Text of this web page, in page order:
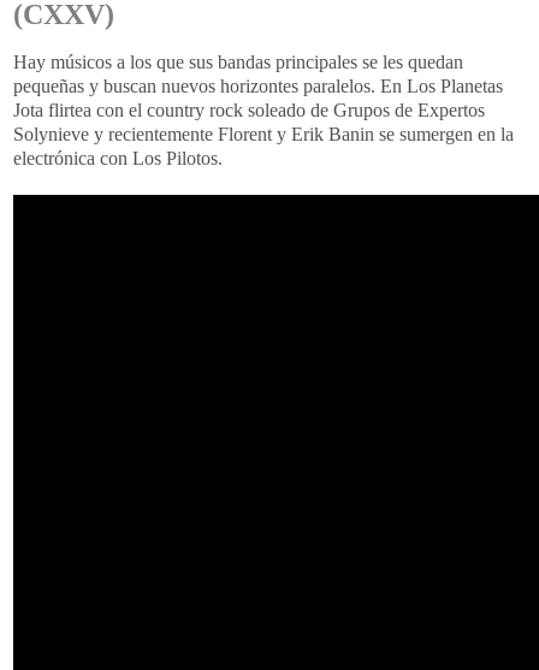
(CXXV)
Hay músicos a los que sus bandas principales se les quedan
pequeñas y buscan nuevos horizontes paralelos. En Los Planetas
Jota flirtea con el country rock soleado de Grupos de Expertos
Solynieve y recientemente Florent y Erik Banin se sumergen en la
electrónica con Los Pilotos.